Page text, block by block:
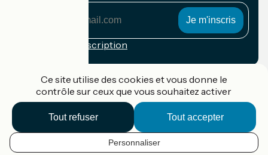
FR
Conditions d'inscription
Accueil Vélo Pro
Contact
Mentions légales
Ce site utilise des cookies et vous donne le
contrôle sur ceux que vous souhaitez activer
Tout accepter
Tout refuser
Personnaliser